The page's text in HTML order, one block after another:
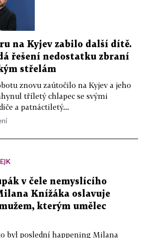
na Kyjev zabilo další dítě.
řešení nedostatku zbraní
střelám
znovu zaútočilo na Kyjev a jeho
tříletý chlapec se svými
a patnáctiletý...
v čele nemyslícího
Knížáka oslavuje
kterým umělec
byl poslední happening Milana